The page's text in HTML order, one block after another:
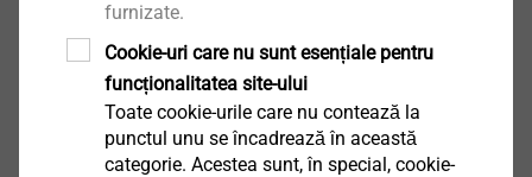
Dibluri ETICS
Vizualizare produs
furnizate.
Cookie-uri care nu sunt esențiale pentru
funcționalitatea site-ului
Toate cookie-urile care nu contează la
punctul unu se încadrează în această
categorie. Acestea sunt, în special, cookie-